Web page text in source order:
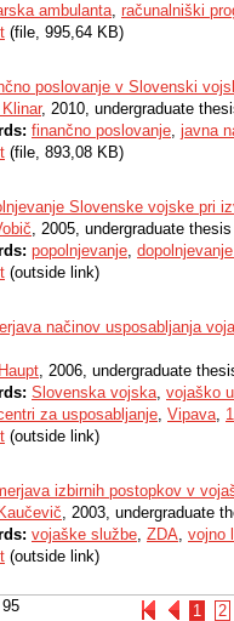
1 2
ambulanta, računalniški
(file, 995,64 KB)
poslovanje v Slovenski
, 2010, undergraduate
finančno poslovanje, javna
(file, 893,08 KB)
Slovenske vojske pri
, 2005, undergraduate thesis
popolnjevanje,
(outside link)
načinov usposabljanja
, 2006, undergraduate
Slovenska vojska, vojaško
za usposabljanje, Vipava,
(outside link)
izbirnih postopkov v
, 2003, undergraduate
vojaške službe, ZDA, vojno
(outside link)